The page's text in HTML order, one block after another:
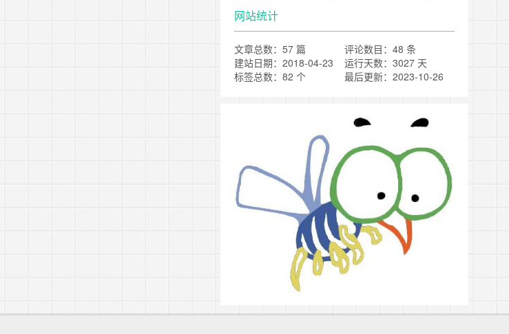
网站统计
文章总数：57 篇
评论数目：48 条
建站日期：2018-04-23
运行天数：3027 天
标签总数：82 个
最后更新：2023-10-26